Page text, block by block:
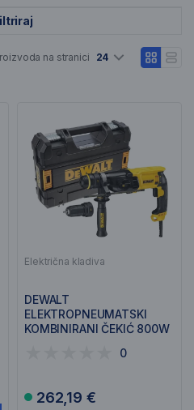
na stranici 24
Električna kladiva
DEWALT
ELEKTROPNEUMATSKI
KOMBINIRANI ČEKIĆ 800W
0
262,19 €